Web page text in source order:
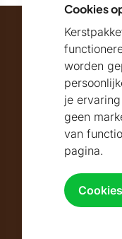
Maatschappelijk
Beoordeeld met
Uitstekend
beoordeeld
Volg ons
Cookies
worden
je
geen
van
pagina.